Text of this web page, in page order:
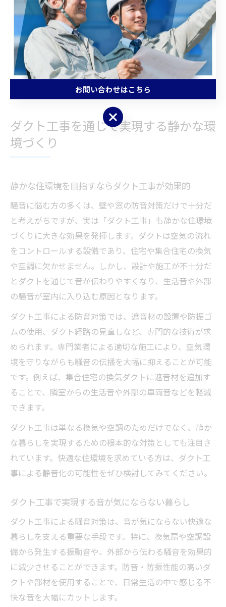
に抑制できます。
ダクト工事を行う際は、換気性能や安全性にも十分配慮
し、専門家と相談しながら最適な方法を選ぶことが重要
です。計画的な対策により、快適で静かな住環境を手に
入れることができます。
ダクト工事を通じて実現する静かな環
境づくり
静かな住環境を目指すならダクト工事が効果的
騒音に悩む方の多くは、壁や窓の防音対策だけで十分だ
と考えがちですが、実は「ダクト工事」も静かな住環境
づくりに大きな効果を発揮します。ダクトは空気の流れ
をコントロールする設備であり、住宅や集合住宅の換気
や空調に欠かせません。しかし、設計や施工が不十分だ
とダクトを通じて音が伝わりやすくなり、生活音や外部
の騒音が室内に入り込む原因となります。
ダクト工事による防音対策では、遮音材の設置や防振ゴ
ムの使用、ダクト経路の見直しなど、専門的な技術が求
められます。専門業者による適切な施工により、空気環
境を守りながらも騒音の伝播を大幅に抑えることが可能
です。例えば、集合住宅の換気ダクトに遮音材を追加す
ることで、隣室からの生活音や外部の車両音などを軽減
できます。
ダクト工事は単なる換気や空調のためだけでなく、静か
な暮らしを実現するための根本的な対策としても注目さ
れています。快適な住環境を求めている方は、ダクト工
事による静音化の可能性をぜひ検討してみてください。
ダクト工事で実現する音が気にならない暮らし
ダクト工事による騒音対策は、音が気にならない快適な
暮らしを支える重要な手段です。特に、換気扇や空調設
備から発生する振動音や、外部から伝わる騒音を効果的
に減少させることができます。防音・防振性能の高いダ
クトや部材を使用することで、日常生活の中で感じる不
快な音を大幅にカットします。
お問い合わせはこちら
お問い合わせはこちら